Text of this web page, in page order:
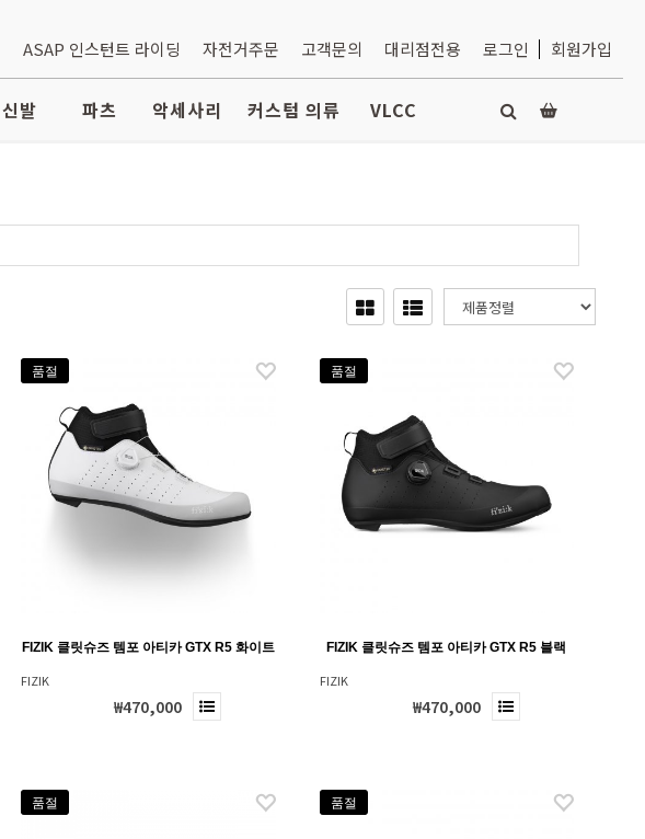
ASAP 인스턴트 라이딩 자전거주문 고객문의 대리점전용 로그인 회원가입
신발 파츠 악세사리 커스텀 의류 VLCC
품절
FIZIK 클릿슈즈 템포 아티카 GTX R5 화이트
FIZIK
₩470,000
품절
FIZIK 클릿슈즈 템포 아티카 GTX R5 블랙
FIZIK
₩470,000
품절 품절